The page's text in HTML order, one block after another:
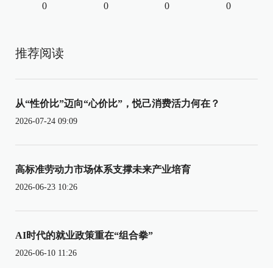
0 0 0 0
推荐阅读
从“性价比”迈向“心价比”，悦己消费活力何在？
2026-07-24 09:09
高标准劳动力市场体系支撑未来产业培育
2026-06-23 10:26
AI时代的就业政策重在“组合拳”
2026-06-10 11:26